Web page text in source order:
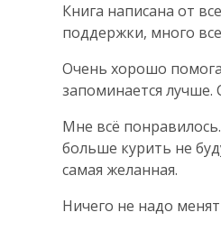
Книга написана от
поддержки, много
Очень хорошо
запоминается лучше.
Мне всё
больше курить не
самая желанная.
Ничего не надо